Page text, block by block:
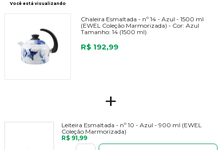
Você está visualizando
Chaleira Esmaltada - nº 14 - Azul - 1500 ml
(EWEL Coleção Marmorizada) - Cor: Azul
Tamanho: 14 (1500 ml)
R$ 192,99
+
Leiteira Esmaltada - nº 10 - Azul - 900 ml (EWEL
Coleção Marmorizada)
R$ 91,99